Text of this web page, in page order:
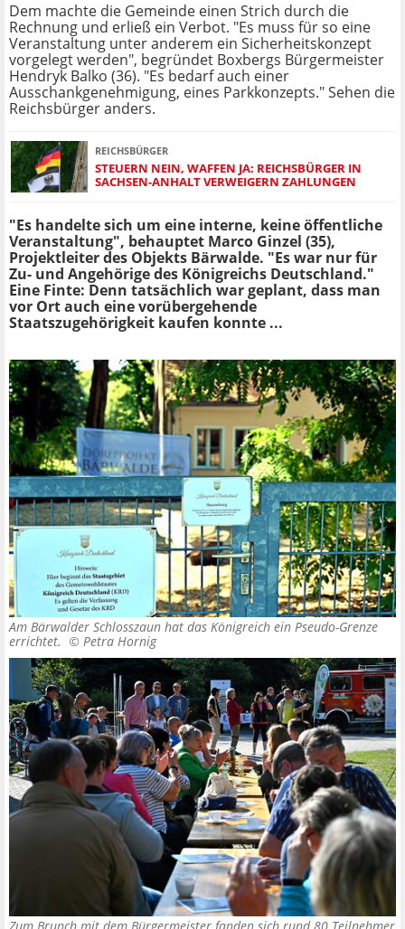
Dem machte die Gemeinde einen Strich durch die
Rechnung und erließ ein Verbot. "Es muss für so eine
Veranstaltung unter anderem ein Sicherheitskonzept
vorgelegt werden", begründet Boxbergs Bürgermeister
Hendryk Balko (36). "Es bedarf auch einer
Ausschankgenehmigung, eines Parkkonzepts." Sehen die
Reichsbürger anders.
REICHSBÜRGER
STEUERN NEIN, WAFFEN JA: REICHSBÜRGER IN
SACHSEN-ANHALT VERWEIGERN ZAHLUNGEN
"Es handelte sich um eine interne, keine öffentliche
Veranstaltung", behauptet Marco Ginzel (35),
Projektleiter des Objekts Bärwalde. "Es war nur für
Zu- und Angehörige des Königreichs Deutschland."
Eine Finte: Denn tatsächlich war geplant, dass man
vor Ort auch eine vorübergehende
Staatszugehörigkeit kaufen konnte ...
Am Bärwalder Schlosszaun hat das Königreich ein Pseudo-Grenze
errichtet. © Petra Hornig